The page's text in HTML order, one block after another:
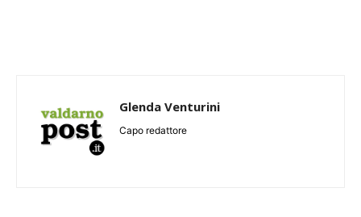
Glenda Venturini
Capo redattore